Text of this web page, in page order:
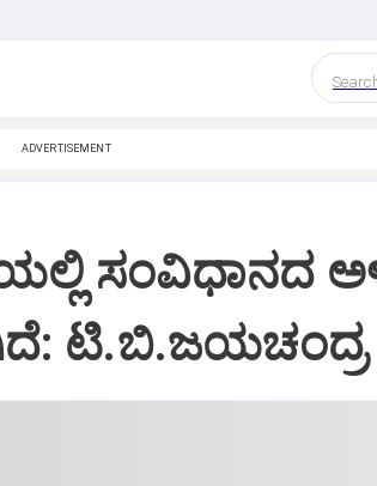
ADVERTISEMENT
ಸಂವಿಧಾನದ
ಟಿ.ಬಿ.ಜಯಚಂದ್ರ